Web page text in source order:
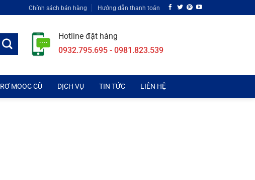
Chính sách bán hàng Hướng dẫn thanh toán
Hotline đặt hàng
0932.795.695 - 0981.823.539
RƠ MOOC CŨ DỊCH VỤ TIN TỨC LIÊN HỆ